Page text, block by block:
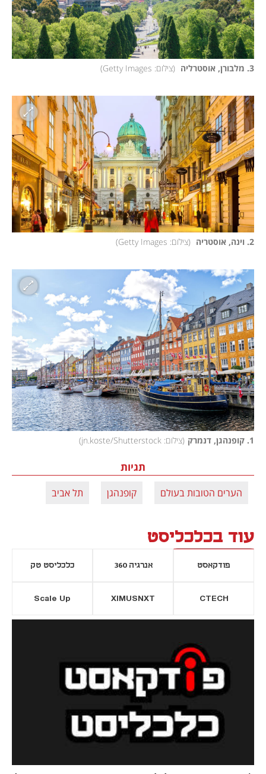
3. מלבורן, אוסטרליה (צילום: Getty Images )
2. וינה, אוסטריה (צילום: Getty Images )
1. קופנהגן, דנמרק (צילום: jn.koste/Shutterstock )
תגיות
הערים הטובות בעולם קופנהגן תל אביב
עוד בכלכליסט
פודקאסט אנרגיה 360 כלכליסט טק
CTECH
XIMUSNXT
Scale Up
נפתח בכרטיסייה חדשה חדשה